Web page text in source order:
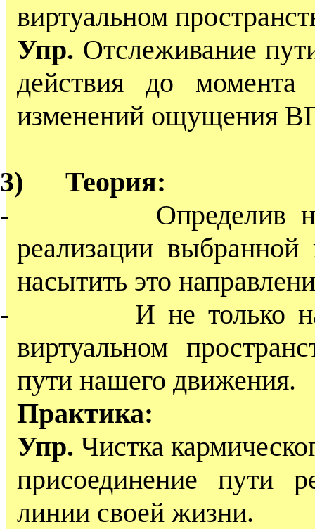
виртуальном
Упр. Отслеживание
действия до
изменений ощущения
3)
Теория:
-
Определив
реализации
насытить это
-
И не только
виртуальном
пути нашего движения.
Практика:
Упр.Чистка
присоединение пути
линии своей жизни.